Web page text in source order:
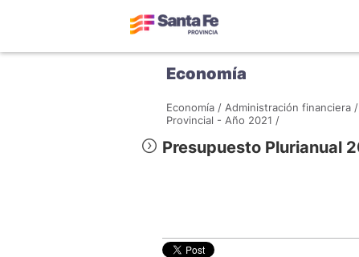
Economía
Economía / Administración financiera /
Provincial - Año 2021 /
Presupuesto Plurianual